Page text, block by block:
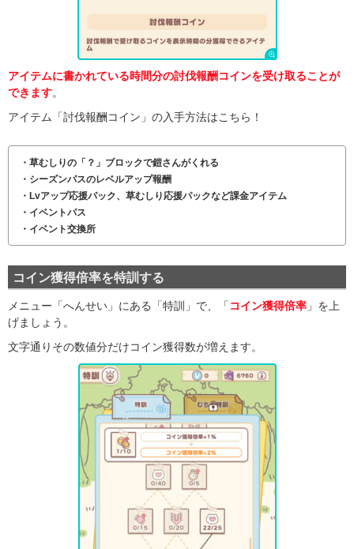
アイテムに書かれている時間分の討伐報酬コインを受け取ることが
できます。
アイテム「討伐報酬コイン」の入手方法はこちら！
・草むしりの「？」ブロックで鎧さんがくれる
・シーズンパスのレベルアップ報酬
・Lvアップ応援パック、草むしり応援パックなど課金アイテム
・イベントパス
・イベント交換所
コイン獲得倍率を特訓する
メニュー「へんせい」にある「特訓」で、「 コイン獲得倍率 」を上
げましょう。
文字通りその数値分だけコイン獲得数が増えます。